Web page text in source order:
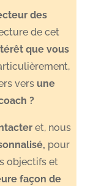
des
de cet
que vous
vers une
?
et, nous
, pour
objectifs et
façon de